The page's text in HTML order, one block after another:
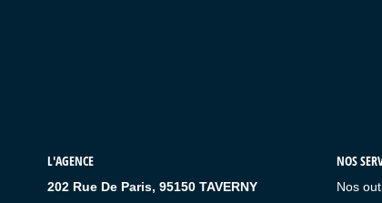
L'AGENCE
202 Rue De Paris, 95150 TAVERNY
NOS
Nos